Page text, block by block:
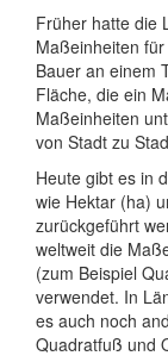
Früher hatte die
Maßeinheiten
Bauer an einem
Fläche, die ein
Maßeinheiten
von Stadt zu
Heute gibt es in
wie Hektar (ha)
zurückgeführt
weltweit die
(zum Beispiel
verwendet. In
es auch noch
Quadratfuß und